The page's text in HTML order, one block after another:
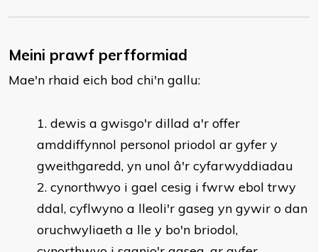
Meini prawf perfformiad
Mae'n rhaid eich bod chi'n gallu:
dewis a gwisgo'r dillad a'r offer
amddiffynnol personol priodol ar gyfer y
gweithgaredd, yn unol â'r cyfarwyddiadau
cynorthwyo i gael cesig i fwrw ebol trwy
ddal, cyflwyno a lleoli'r gaseg yn gywir o dan
oruchwyliaeth a lle y bo'n briodol,